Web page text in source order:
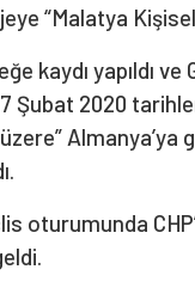
“Malatya
kaydı yapıldı
Şubat 2020
oturumunda